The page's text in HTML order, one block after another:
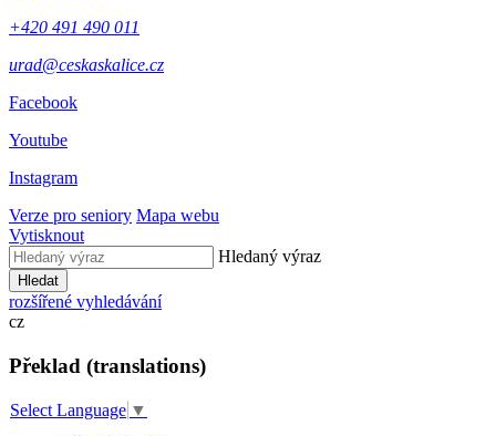
+420 491 490 011
urad@ceskaskalice.cz
Facebook
Youtube
Instagram
Verze pro seniory Mapa webu
Vytisknout
Hledaný výraz
Hledat
rozšířené vyhledávání
cz
Překlad (translations)
Select Language ▼